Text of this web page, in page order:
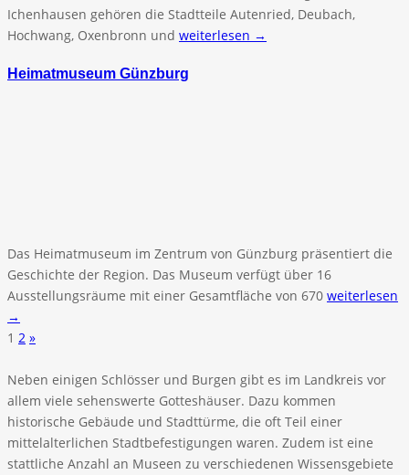
Ichenhausen gehören die Stadtteile Autenried, Deubach,
Hochwang, Oxenbronn und weiterlesen →
Heimatmuseum Günzburg
Das Heimatmuseum im Zentrum von Günzburg präsentiert die
Geschichte der Region. Das Museum verfügt über 16
Ausstellungsräume mit einer Gesamtfläche von 670 weiterlesen
→
1 2 »
Neben einigen Schlösser und Burgen gibt es im Landkreis vor
allem viele sehenswerte Gotteshäuser. Dazu kommen
historische Gebäude und Stadttürme, die oft Teil einer
mittelalterlichen Stadtbefestigungen waren. Zudem ist eine
stattliche Anzahl an Museen zu verschiedenen Wissensgebiete